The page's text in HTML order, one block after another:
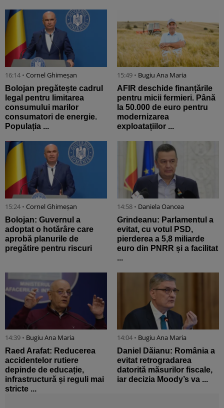
16:14 • Cornel Ghimeșan
Bolojan pregătește cadrul
legal pentru limitarea
consumului marilor
consumatori de energie.
Populația ...
15:49 • Bugiu ⁠Ana Maria
AFIR deschide finanțările
pentru micii fermieri. Până
la 50.000 de euro pentru
modernizarea
exploatațiilor ...
15:24 • Cornel Ghimeșan
Bolojan: Guvernul a
adoptat o hotărâre care
aprobă planurile de
pregătire pentru riscuri
14:58 • Daniela Oancea
Grindeanu: Parlamentul a
evitat, cu votul PSD,
pierderea a 5,8 miliarde
euro din PNRR și a facilitat
...
14:39 • Bugiu ⁠Ana Maria
Raed Arafat: Reducerea
accidentelor rutiere
depinde de educație,
infrastructură și reguli mai
stricte ...
14:04 • Bugiu ⁠Ana Maria
Daniel Dăianu: România a
evitat retrogradarea
datorită măsurilor fiscale,
iar decizia Moody’s va ...